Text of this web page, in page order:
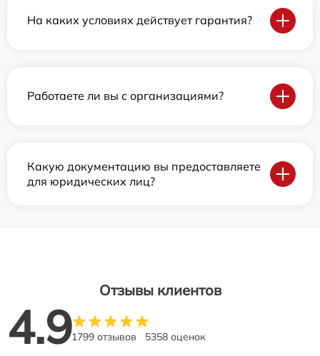
На каких условиях действует гарантия?
Работаете ли вы с организациями?
Какую документацию вы предоставляете
для юридических лиц?
Отзывы клиентов
4.91799 отзывов 5358 оценок